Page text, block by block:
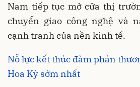
Nam tiếp tục mở cửa thị
chuyển giao công nghệ và
cạnh tranh của nền kinh tế.
Nỗ lực kết thúc đàm phán
Hoa Kỳ sớm nhất